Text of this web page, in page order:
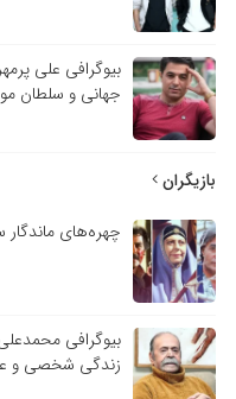
بیوگرافی علی
جهانی و سلطان
بازیگران
چهره‌های
بیوگرافی محمدعلی
زندگی شخصی و